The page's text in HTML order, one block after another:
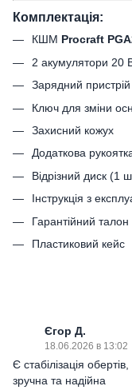
Комплектація:
КШМ Procraft
2 акумулятори 20
Зарядний пристрій
Ключ для зміни
Захисний кожух
Додаткова
Відрізний диск (1
Інструкція з
Гарантійний
Пластиковий кейс
Єгор Д.
18.06.2026 в 13:02
Є стабілізація
зручна та надійна